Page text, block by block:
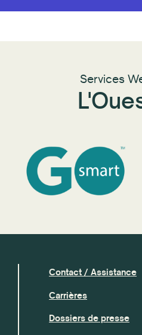
Services
Contact / Assistance
Carrières
Dossiers de presse